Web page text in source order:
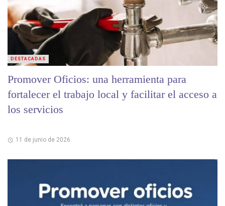
Promover Oficios: una herramienta para
fortalecer el trabajo local y facilitar el acceso a
los servicios
11 de junio de 2026
DESTACADAS